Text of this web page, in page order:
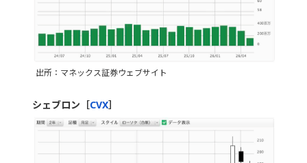
出所：マネックス証券ウェブサイト
シェブロン［CVX］